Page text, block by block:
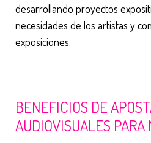
desarrollando proyectos
necesidades de los artistas y
exposiciones.
BENEFICIOS DE
AUDIOVISUALES